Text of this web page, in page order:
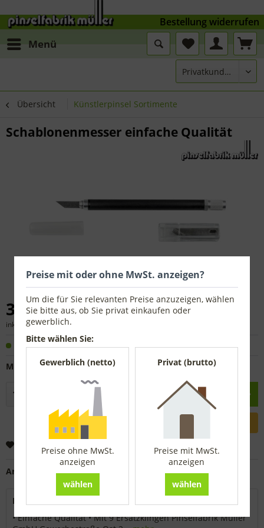
Menü
Übersicht Künstlerpinsel Sortimente
Schablonenmesser einfache Qualität
3,51 € *
inkl. MwSt.zzgl. Versandkosten
Sofort versandfertig, Lieferzeit ca. 1-3 Werktage
Mit 9 Ersatzklingen
Warenkorb
Artikel-Nr.:
Beschreibung
• Einfache Qualität • Mit 9 Ersatzklingen Pinselfabrik Müller
Bestellung widerrufen
Preise mit oder ohne MwSt. anzeigen?
Um die für Sie relevanten Preise anzuzeigen, wählen
Sie bitte aus, ob Sie privat einkaufen oder
gewerblich.
Bitte wählen Sie:
Gewerblich (netto)
Preise ohne MwSt.
anzeigen
wählen
Privat (brutto)
Preise mit MwSt.
anzeigen
wählen